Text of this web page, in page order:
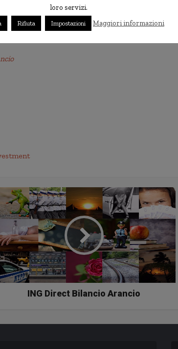
distribution, as all other funds in the
ING Direct Bilancio Arancio
loro servizi.
Rifiuta Impostazioni Maggiori informazioni